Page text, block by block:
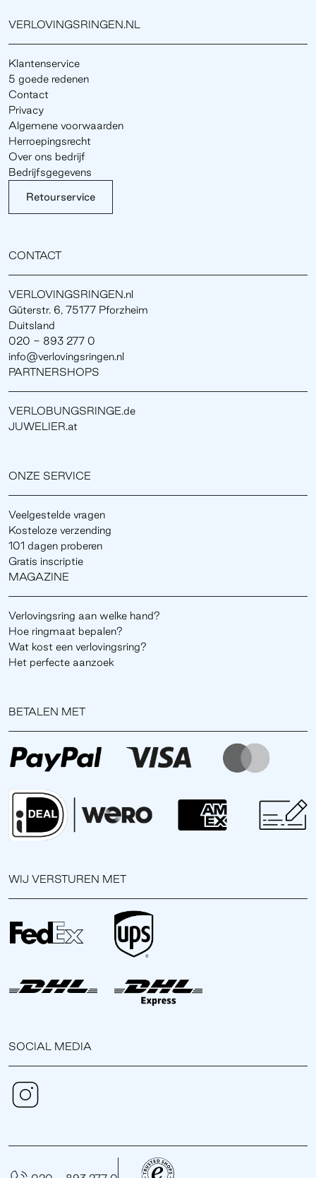
VERLOVINGSRINGEN.NL
Klantenservice
5 goede redenen
Contact
Privacy
Algemene voorwaarden
Herroepingsrecht
Over ons bedrijf
Bedrijfsgegevens
Retourservice
CONTACT
VERLOVINGSRINGEN.nl
Güterstr. 6, 75177 Pforzheim
Duitsland
020 - 893 277 0
info@verlovingsringen.nl
PARTNERSHOPS
VERLOBUNGSRINGE.de
JUWELIER.at
ONZE SERVICE
Veelgestelde vragen
Kosteloze verzending
101 dagen proberen
Gratis inscriptie
MAGAZINE
Verlovingsring aan welke hand?
Hoe ringmaat bepalen?
Wat kost een verlovingsring?
Het perfecte aanzoek
BETALEN MET
WIJ VERSTUREN MET
SOCIAL MEDIA